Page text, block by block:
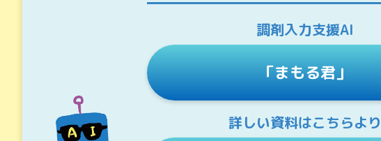
調剤入力支援AI
「まもる君」
詳しい資料はこちらより